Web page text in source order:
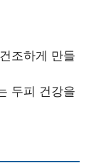
조하게 만들
두피 건강을